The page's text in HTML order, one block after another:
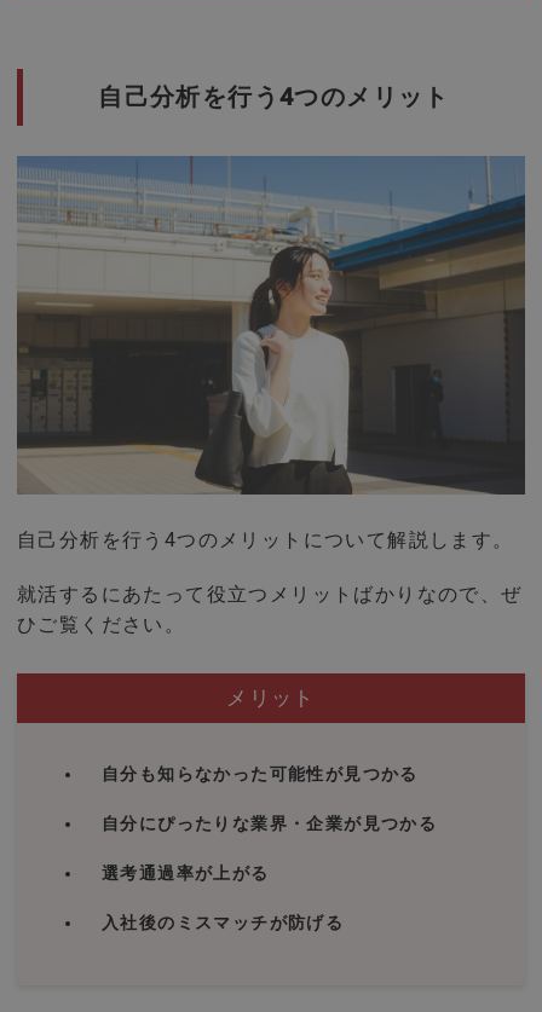
自己分析を行う4つのメリット
自己分析を行う4つのメリットについて解説します。
就活するにあたって役立つメリットばかりなので、ぜ
ひご覧ください。
メリット
自分も知らなかった可能性が見つかる
自分にぴったりな業界・企業が見つかる
選考通過率が上がる
入社後のミスマッチが防げる